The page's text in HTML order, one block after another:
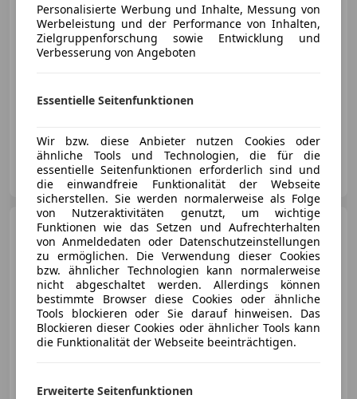
81 kW (110 PS)
MOTOR-CITY
AT-1110 Wien
Volkswagen CaddyKombi
Maxi Highline BMT 2,0 TDI DPF
DSG
€ 14 990
€ 16 990,-
Personalisierte Werbung und Inhalte, Messung von
Werbeleistung und der Performance von Inhalten,
Zielgruppenforschung sowie Entwicklung und
Verbesserung von Angeboten
Essentielle Seitenfunktionen
Wir bzw. diese Anbieter nutzen Cookies oder
ähnliche Tools und Technologien, die für die
essentielle Seitenfunktionen erforderlich sind und
die einwandfreie Funktionalität der Webseite
sicherstellen. Sie werden normalerweise als Folge
von Nutzeraktivitäten genutzt, um wichtige
Funktionen wie das Setzen und Aufrechterhalten
von Anmeldedaten oder Datenschutzeinstellungen
zu ermöglichen. Die Verwendung dieser Cookies
bzw. ähnlicher Technologien kann normalerweise
nicht abgeschaltet werden. Allerdings können
bestimmte Browser diese Cookies oder ähnliche
Tools blockieren oder Sie darauf hinweisen. Das
Blockieren dieser Cookies oder ähnlicher Tools kann
die Funktionalität der Webseite beeinträchtigen.
Erweiterte Seitenfunktionen